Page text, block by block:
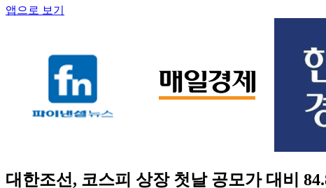
앱으로 보기
대한조선, 코스피 상장 첫날 공모가 대비